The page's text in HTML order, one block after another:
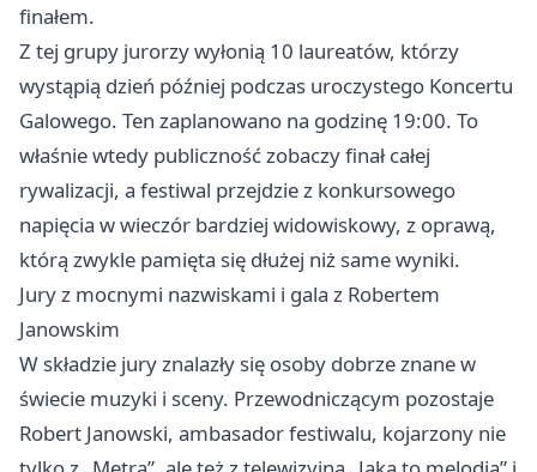
finałem.
Z tej grupy jurorzy wyłonią 10 laureatów, którzy
wystąpią dzień później podczas uroczystego Koncertu
Galowego. Ten zaplanowano na godzinę 19:00. To
właśnie wtedy publiczność zobaczy finał całej
rywalizacji, a festiwal przejdzie z konkursowego
napięcia w wieczór bardziej widowiskowy, z oprawą,
którą zwykle pamięta się dłużej niż same wyniki.
Jury z mocnymi nazwiskami i gala z Robertem
Janowskim
W składzie jury znalazły się osoby dobrze znane w
świecie muzyki i sceny. Przewodniczącym pozostaje
Robert Janowski, ambasador festiwalu, kojarzony nie